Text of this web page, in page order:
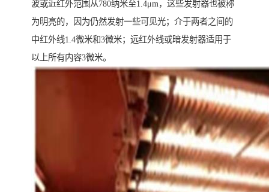
波或近红外范围从780纳米至1.4μm，这些发射器也被称
为明亮的，因为仍然发射一些可见光；介于两者之间的
中红外线1.4微米和3微米；远红外线或暗发射器适用于
以上所有内容3微米。